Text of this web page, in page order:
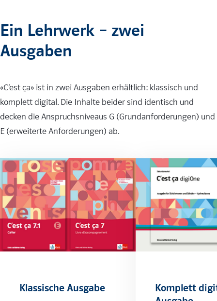
Ein Lehrwerk – zwei
Ausgaben
«C’est ça» ist in zwei Ausgaben erhältlich: klassisch und
komplett digital. Die Inhalte beider sind identisch und
decken die Anspruchsniveaus G (Grundanforderungen) und
E (erweiterte Anforderungen) ab.
Klassische Ausgabe
Komplett